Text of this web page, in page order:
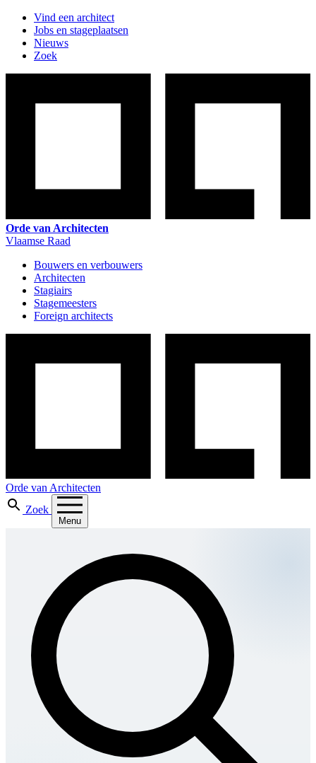
Vind een architect
Jobs en stageplaatsen
Nieuws
Zoek
Orde van Architecten
Vlaamse Raad
Bouwers en verbouwers
Architecten
Stagiairs
Stagemeesters
Foreign architects
Orde van Architecten
Zoek
Menu